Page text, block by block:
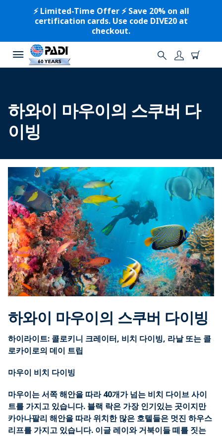
⚡️ Limited-Time Offer ⚡️ Save 20% on all
certification cards. Use code DIVE20 at
checkout.
하와이 마우이의 스쿠버 다
이빙
하와이 마우이의 스쿠버 다이빙
하이라이트: 콜로키니 크레이터, 비치 다이빙, 라날 또는 콜
로카이로의 데이 트립
마우이 비치 다이빙
마우이는 서쪽 해안을 따라 40개가 넘는 비치 다이브 사이
트를 가지고 있습니다. 블랙 락은 가장 인기있는 곳이지만
카아나팔리 해안을 따라 위치한 많은 호텔들은 멋진 하우스
리프를 가지고 있습니다. 이글 레이와 거북이들 떼를 짓는